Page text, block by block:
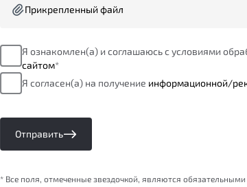
Прикрепленный файл
Я ознакомлен(а) и соглашаюсь с условиями
сайтом*
Я согласен(а) на получение информационной/
Отправить
* Все поля, отмеченные звездочкой, являются